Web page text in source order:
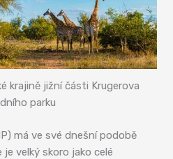
krajině jižní části Krugerova
parku
má ve své dnešní podobě
velký skoro jako celé